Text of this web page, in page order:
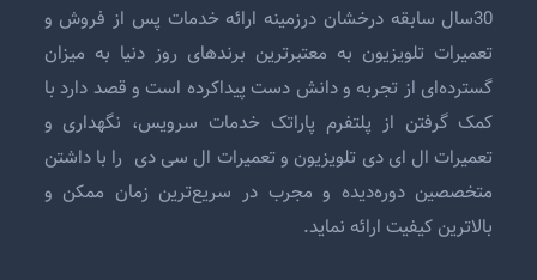
30سال سابقه درخشان درزمینه ارائه خدمات پس از فروش و
تعمیرات تلویزیون به معتبرترین برندهای روز دنیا به میزان
گسترده‌ای از تجربه و دانش دست پیداکرده است و قصد دارد با
کمک گرفتن از پلتفرم پاراتک خدمات سرویس، نگهداری و
تعمیرات ال ای دی تلویزیون وتعمیرات ال سی دی را با داشتن
متخصصین دوره‌دیده و مجرب در سریع‌ترین زمان ممکن و
بالاترین کیفیت ارائه نماید.